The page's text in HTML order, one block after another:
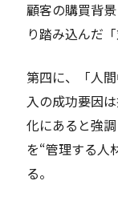
顧客の購買背
り踏み込んだ
第四に、「人
入の成功要因
化にあると強
を“管理する人
る。